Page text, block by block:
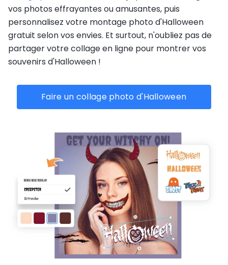
vos photos effrayantes ou amusantes, puis
personnalisez votre montage photo d'Halloween
gratuit selon vos envies. Et surtout, n'oubliez pas de
partager votre collage en ligne pour montrer vos
souvenirs d'Halloween !
Faire un collage photo d'Halloween